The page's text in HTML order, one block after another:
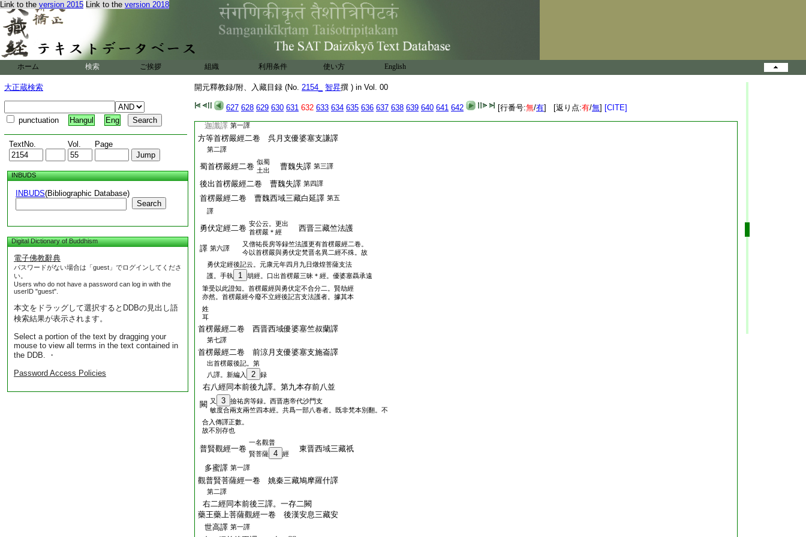
Link to the version 2015 Link to the version 2018
ホーム 検索 ご挨拶 組織 利用条件 使い方 English
大正蔵検索
punctuation Hangul Eng
TextNo. Vol. Page
INBUDS
INBUDS(Bibliographic Database)
Search
Digital Dictionary of Buddhism
電子佛教辭典
パスワードがない場合は「guest」でログインしてくださ
い。
Users who do not have a password can log in with the
userID "guest".
本文をドラッグして選択するとDDBの見出し語
検索結果が表示されます。
Select a portion of the text by dragging your
mouse to view all terms in the text contained in
the DDB. ・
Password Access Policies
開元釋教録/附、入藏目録 (No. 2154_ 智昇撰 ) in Vol. 00
627 628 629 630 631 632 633 634 635 636 637 638 639 640 641 642 [行番号:無/有] [返り点:有/無] [CITE]
藏竺法護譯
第一譯
觀世音 11 授記經一卷 西晋清信士聶道眞
右二經同本前後三譯。一存二闕
海龍王經四卷
或加
新字 北涼天竺三藏曇無讖
譯 第二譯
右一經前後兩譯。一存一闕
首楞嚴經二卷 或三卷 後漢月支三藏支婁
迦讖譯 第一譯
方等首楞嚴經二卷 呉月支優婆塞支謙譯
第二譯
蜀首楞嚴經二卷 似蜀
土出
曹魏失譯 第三譯
後出首楞嚴經二卷 曹魏失譯 第四譯
首楞嚴經二卷 曹魏西域三藏白延譯 第五
譯
勇伏定經二卷 安公云。更出
首楞嚴＊經
西晋三藏竺法護
譯 第六譯
又僧祐長房等録竺法護更有首楞嚴經二卷。
今以首楞嚴與勇伏定梵晋名異二經不殊。故
勇伏定經後記云。元康元年四月九日燉煌菩薩支法
護。手執
1
胡經。口出首楞嚴三昧＊經。優婆塞聶承遠
筆受以此證知。首楞嚴經與勇伏定不合分二。賢劫經
亦然。首楞嚴經今廢不立經後記言支法護者。據其本
姓
耳
首楞嚴經二卷 西晋西域優婆塞竺叔蘭譯
第七譯
首楞嚴經二卷 前涼月支優婆塞支施崙譯
出首楞嚴後記。第
八譯。新編入
2 録
右八經同本前後九譯。第九本存前八並
闕 又 3
撿祐房等録。西晋惠帝代沙門支
敏度合兩支兩竺四本經。共爲一部八卷者。既非梵本別翻。不
合入傳譯正數。
故不別存也
普賢觀經一卷
一名觀普
賢菩薩
4 經
東晋西域三藏祇
多蜜譯 第一譯
觀普賢菩薩經一卷 姚秦三藏鳩摩羅什譯
第二譯
右二經同本前後三譯。一存二闕
藥王藥上菩薩觀經一卷 後漢安息三藏安
世高譯 第一譯